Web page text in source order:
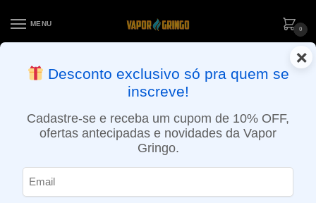
MENU
0
ENTREGA NO MESMO DIA EM SÃO PAULO (SEG A SEX): PEDIDOS
APROVADOS ATÉ 15:30 VIA MOTOBOY
×
Desconto exclusivo só pra quem se
inscreve!
Cadastre-se e receba um cupom de 10% OFF,
ofertas antecipadas e novidades da Vapor
Gringo.